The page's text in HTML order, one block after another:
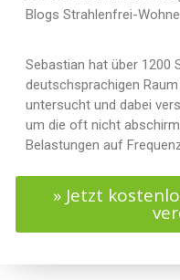
Blogs Strahlenfrei-
Sebastian hat über 1200
deutschsprachigen
untersucht und dabei
um die oft nicht
Belastungen auf
» Jetzt